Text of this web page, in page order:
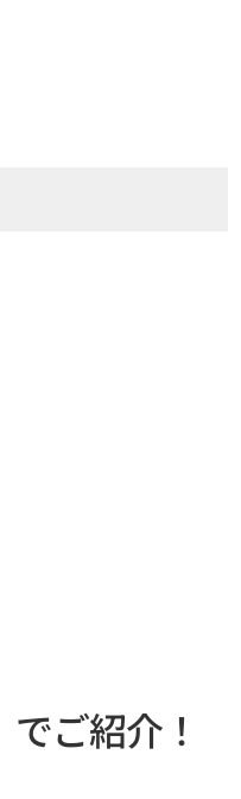
でご紹介！